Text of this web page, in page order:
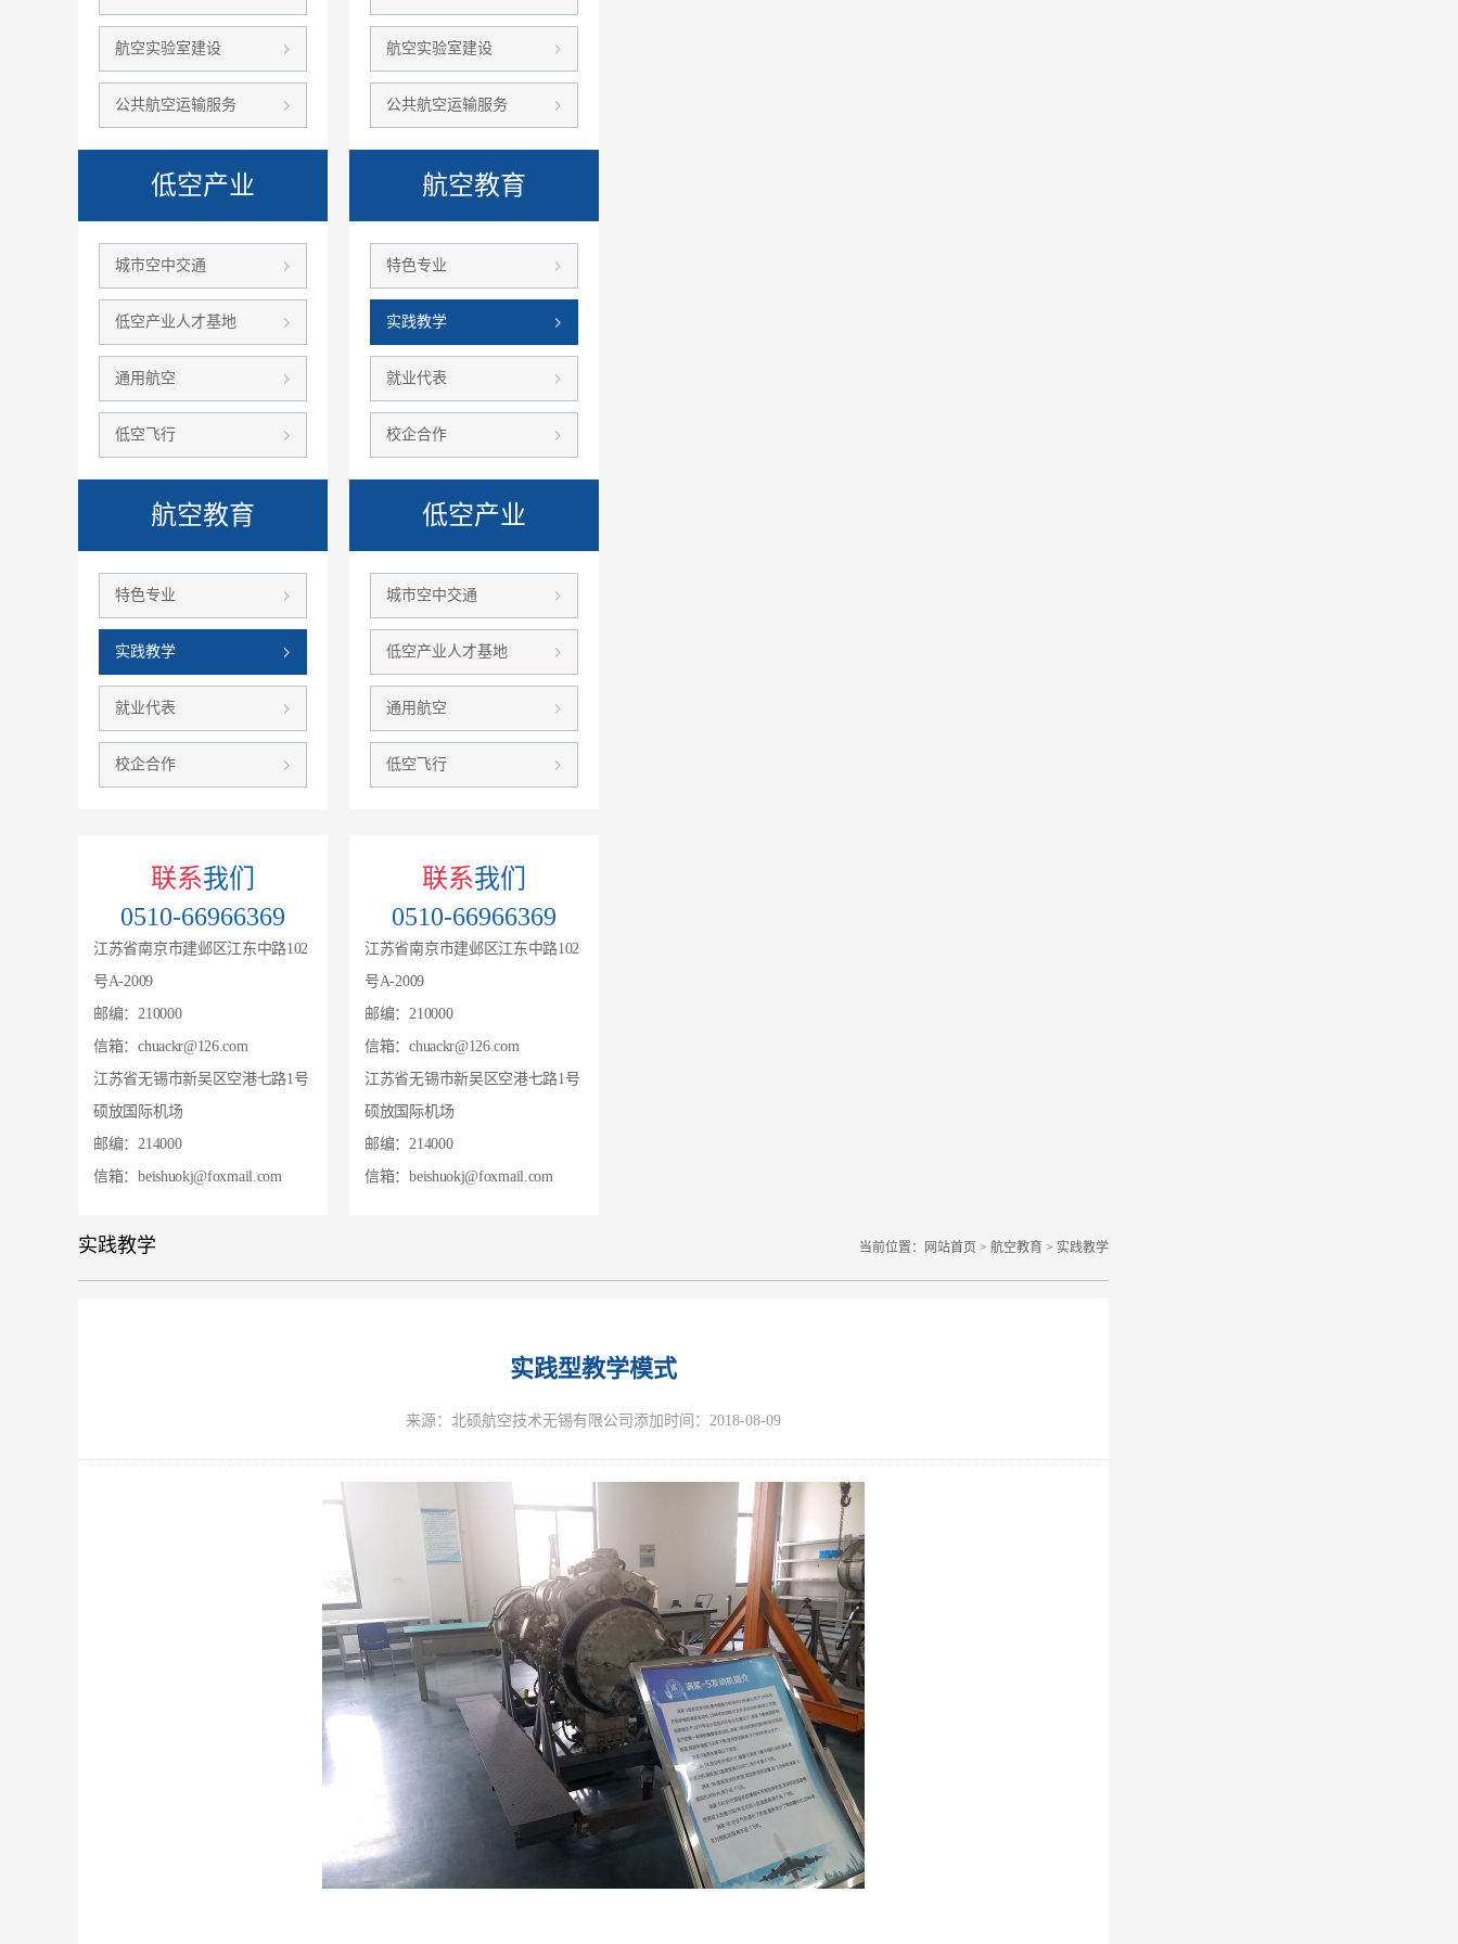
航空实验室建设
公共航空运输服务
低空产业
城市空中交通
低空产业人才基地
通用航空
低空飞行
航空教育
特色专业
实践教学
就业代表
校企合作
联系我们
0510-66966369
江苏省南京市建邺区江东中路102
号A-2009
邮编：210000
信箱：chuackr@126.com
江苏省无锡市新吴区空港七路1号
硕放国际机场
邮编：214000
信箱：beishuokj@foxmail.com
航空实验室建设
公共航空运输服务
航空教育
特色专业
实践教学
就业代表
校企合作
低空产业
城市空中交通
低空产业人才基地
通用航空
低空飞行
联系我们
0510-66966369
江苏省南京市建邺区江东中路102
号A-2009
邮编：210000
信箱：chuackr@126.com
江苏省无锡市新吴区空港七路1号
硕放国际机场
邮编：214000
信箱：beishuokj@foxmail.com
实践教学 当前位置： 网站首页 > 航空教育 > 实践教学
实践型教学模式
来源：北硕航空技术无锡有限公司添加时间：2018-08-09